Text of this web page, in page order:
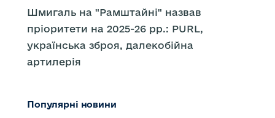
Шмигаль на "Рамштайні" назвав
пріоритети на 2025-26 рр.: PURL,
українська зброя, далекобійна
артилерія
Популярні новини